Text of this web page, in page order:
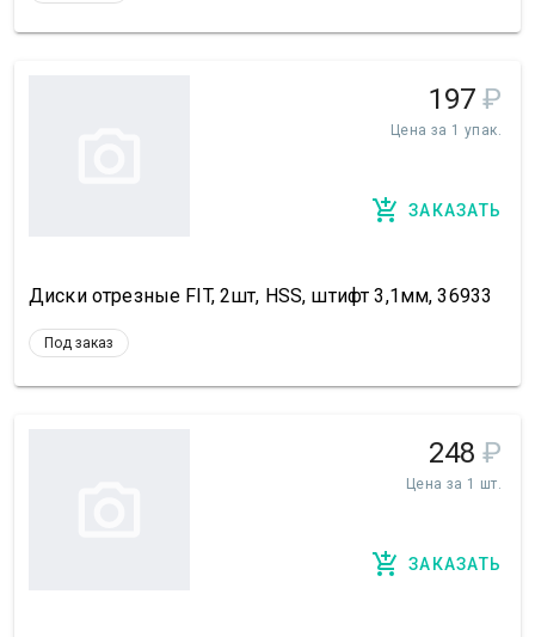
197 ₽
Цена за 1 упак.
ЗАКАЗАТЬ
Диски отрезные FIT, 2шт, HSS, штифт 3,1мм, 36933
Под заказ
248 ₽
Цена за 1 шт.
ЗАКАЗАТЬ